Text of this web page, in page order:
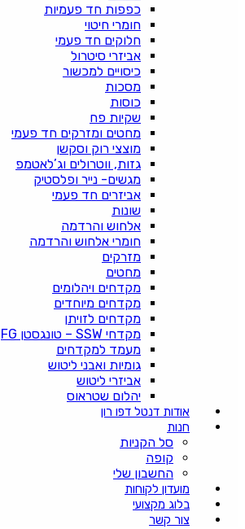
כפפות חד פעמיות
חומרי חיטוי
חלוקים חד פעמי
אביזרי סיטרול
כיסויים למכשור
מסכות
כוסות
שקיות פח
מחטים ומזרקים חד פעמי
מוצצי רוק וסקשן
גזות, ווטרולים וג’לאטמפ
מגשים- נייר ופלסטיק
אביזרים חד פעמי
שונות
אלחוש והרדמה
חומרי אלחוש והרדמה
מזרקים
מחטים
מקדחים ויהלומים
מקדחים מיוחדים
מקדחים לזויתן
מקדחי SSW – טונגסטן FG
מעמד למקדחים
גומיות ואבני ליטוש
אביזרי ליטוש
יהלום שטראוס
אודות דנטל דפו רון
חנות
סל הקניות
קופה
החשבון שלי
מועדון לקוחות
בלוג מקצועי
צור קשר